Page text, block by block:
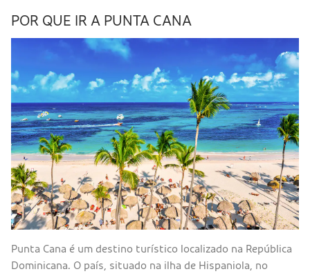
POR QUE IR A PUNTA CANA
Punta Cana é um destino turístico localizado na República
Dominicana. O país, situado na ilha de Hispaniola, no